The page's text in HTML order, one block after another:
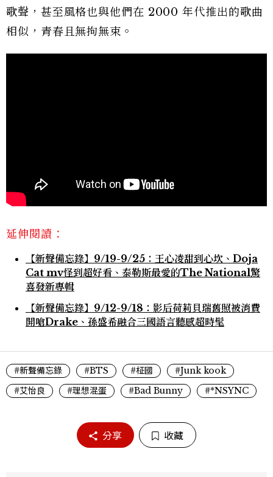
歌聲，甚至風格也與他們在 2000 年代推出的歌曲
相似，青春且無拘無束。
延伸閱讀：
【新聲備忘錄】9/19-9/25：王心凌甜到心坎、Doja
Cat mv怪到超好看、泰勒斯最愛的The National驚
喜發新專輯
【新聲備忘錄】9/12-9/18：影后荷莉貝瑞舊照被消費
開嗆Drake、孫盛希融合三國語言聽感超時髦
#新聲備忘錄 #BTS #柾國
#Junk kook
#艾怡良
#理想混蛋 #Bad Bunny #*NSYNC
分享 收藏